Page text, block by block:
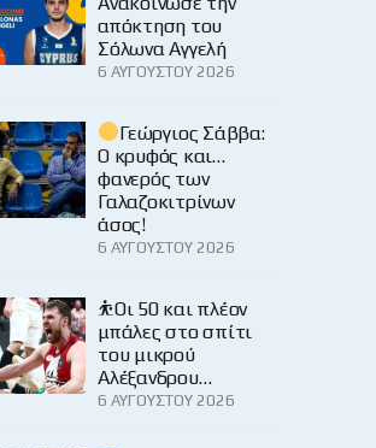
απόκτηση του
Σόλωνα Αγγελή
6 ΑΥΓΟΎΣΤΟΥ 2026
Γεώργιος Σάββα:
Ο κρυφός και…
φανερός των
Γαλαζοκιτρίνων
άσος!
6 ΑΥΓΟΎΣΤΟΥ 2026
⛹️Οι 50 και πλέον
μπάλες στο σπίτι
του μικρού
Αλέξανδρου…
6 ΑΥΓΟΎΣΤΟΥ 2026